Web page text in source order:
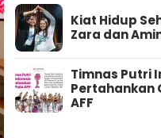
Kiat Hidup
Zara dan
Timnas Putri
Pertahankan
AFF